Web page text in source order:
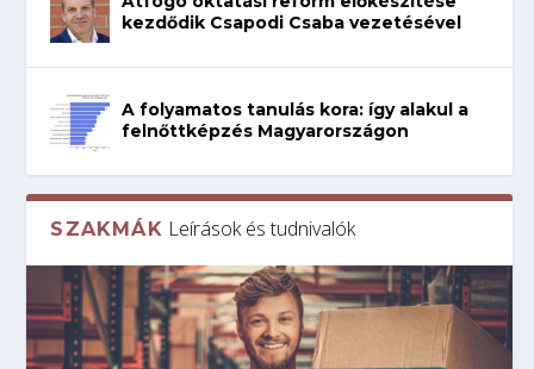
kezdődik Csapodi Csaba vezetésével
A folyamatos tanulás kora: így alakul a
felnőttképzés Magyarországon
SZAKMÁK Leírások és tudnivalók